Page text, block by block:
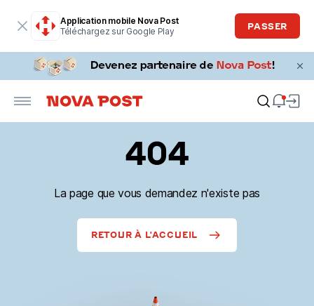
Application mobile Nova Post
Téléchargez sur Google Play
PASSER
404
La page que vous demandez n'existe pas
RETOUR À L'ACCUEIL